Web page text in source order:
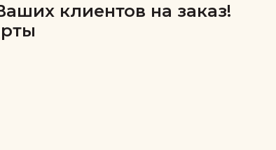
клиентов на заказ!